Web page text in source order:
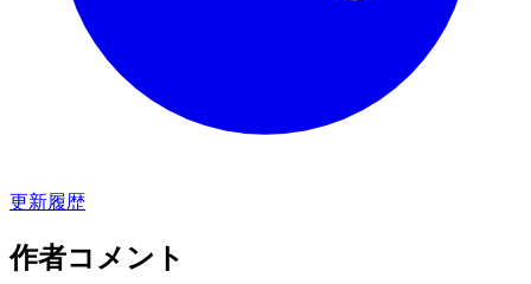
更新履歴
作者コメント